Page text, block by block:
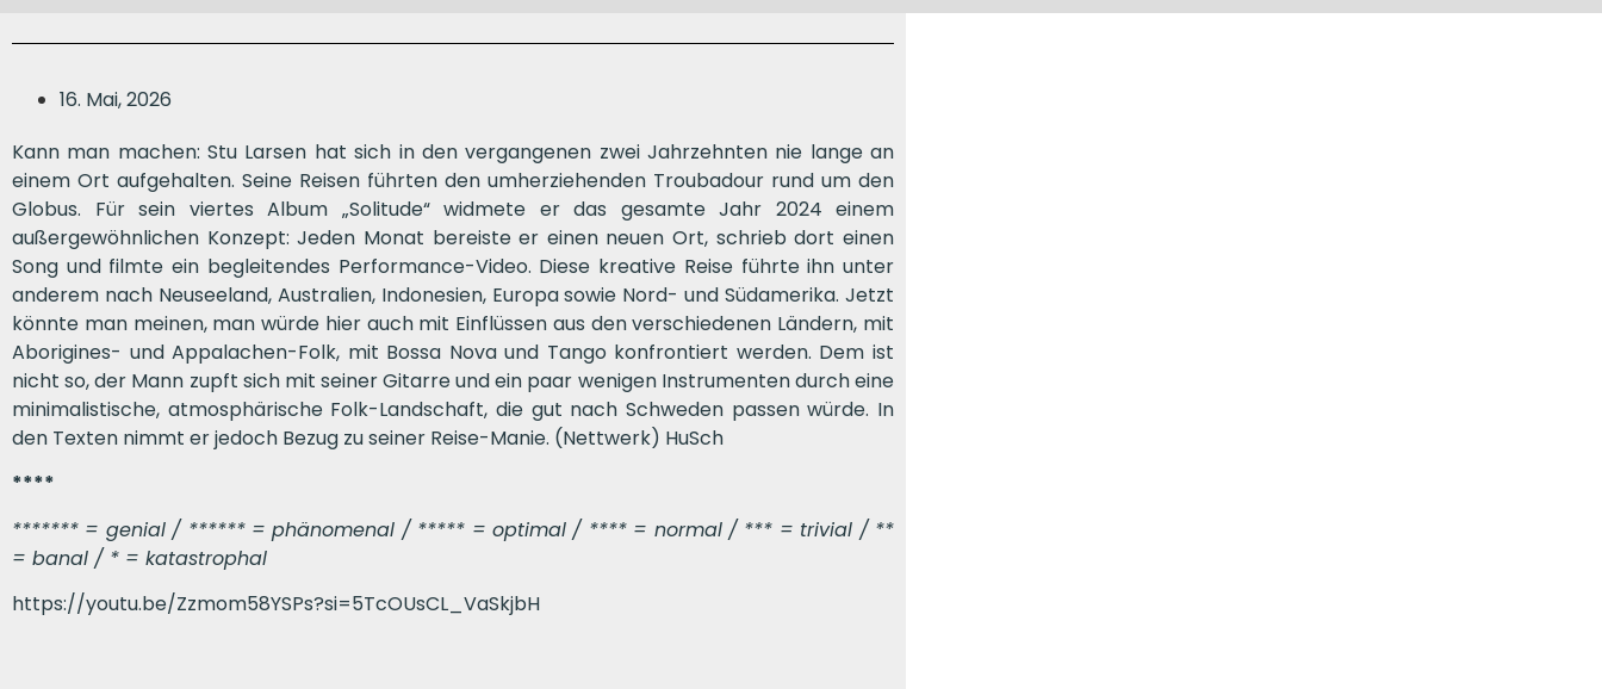
16. Mai, 2026
Kann man machen: Stu Larsen hat sich in den vergangenen zwei Jahrzehnten nie lange an
einem Ort aufgehalten. Seine Reisen führten den umherziehenden Troubadour rund um den
Globus. Für sein viertes Album „Solitude“ widmete er das gesamte Jahr 2024 einem
außergewöhnlichen Konzept: Jeden Monat bereiste er einen neuen Ort, schrieb dort einen
Song und filmte ein begleitendes Performance-Video. Diese kreative Reise führte ihn unter
anderem nach Neuseeland, Australien, Indonesien, Europa sowie Nord- und Südamerika. Jetzt
könnte man meinen, man würde hier auch mit Einflüssen aus den verschiedenen Ländern, mit
Aborigines- und Appalachen-Folk, mit Bossa Nova und Tango konfrontiert werden. Dem ist
nicht so, der Mann zupft sich mit seiner Gitarre und ein paar wenigen Instrumenten durch eine
minimalistische, atmosphärische Folk-Landschaft, die gut nach Schweden passen würde. In
den Texten nimmt er jedoch Bezug zu seiner Reise-Manie. (Nettwerk) HuSch
****
******* = genial / ****** = phänomenal / ***** = optimal / **** = normal / *** = trivial / **
= banal / * = katastrophal
https://youtu.be/Zzmom58YSPs?si=5TcOUsCL_VaSkjbH